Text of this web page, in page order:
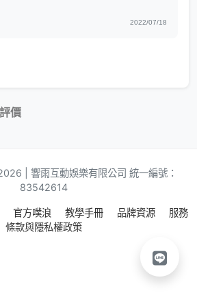
2022/07/18
價
| 響雨互動娛樂有限公司 統一編號：
83542614
官方噗浪 教學手冊 品牌資源
服務
條款與隱私權政策